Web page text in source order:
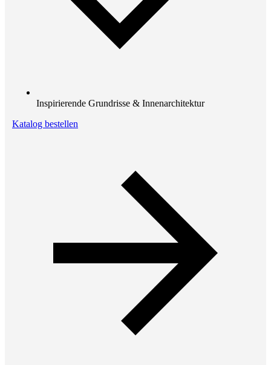
Inspirierende Grundrisse & Innenarchitektur
Katalog bestellen